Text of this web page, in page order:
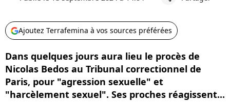
Ajoutez Terrafemina à vos sources préférées
Dans quelques jours aura lieu le procès de
Nicolas Bedos au Tribunal correctionnel de
Paris, pour "agression sexuelle" et
"harcèlement sexuel". Ses proches réagissent...